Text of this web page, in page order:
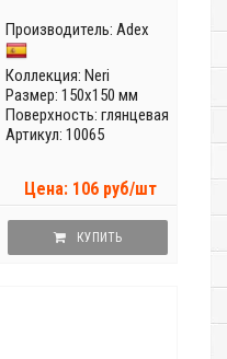
Производитель: Adex
Коллекция: Neri
Размер: 150x150 мм
Поверхность: глянцевая
Артикул: 10065
Цена: 106 руб/шт
КУПИТЬ